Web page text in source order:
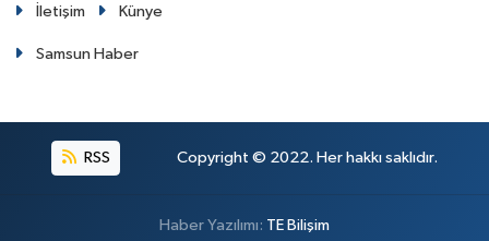
İletişim
Künye
Samsun Haber
RSS Copyright © 2022. Her hakkı saklıdır.
Haber Yazılımı: TE Bilişim